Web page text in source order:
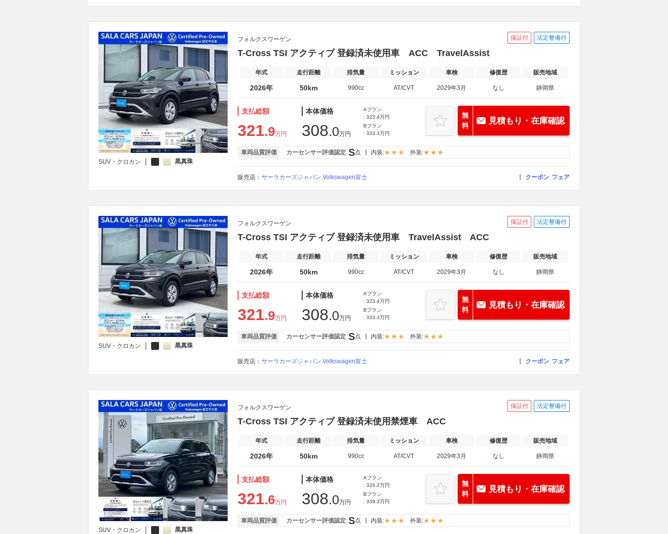
SUV・クロカン 黒真珠
フォルクスワーゲン 保証付 法定整備付
T-Cross TSI アクティブ 登録済未使用車 ACC TravelAssist
年式 走行距離 排気量 ミッション 車検 修復歴 販売地域
2026年 50km 990cc AT/CVT 2029年3月 なし 静岡県
支払総額
321.9万円
本体価格
308.0万円
Aプラン
: 323.4万円
Bプラン
: 333.3万円
無
料
見積もり・在庫確認
車両品質評価 カーセンサー評価認定 S点 内装: 外装:
販売店： サーラカーズジャパン Volkswagen富士 クーポン フェア
SUV・クロカン 黒真珠
フォルクスワーゲン 保証付 法定整備付
T-Cross TSI アクティブ 登録済未使用車 TravelAssist ACC
年式 走行距離 排気量 ミッション 車検 修復歴 販売地域
2026年 50km 990cc AT/CVT 2029年3月 なし 静岡県
支払総額
321.9万円
本体価格
308.0万円
Aプラン
: 323.4万円
Bプラン
: 333.3万円
無
料
見積もり・在庫確認
車両品質評価 カーセンサー評価認定 S点 内装: 外装:
販売店： サーラカーズジャパン Volkswagen富士 クーポン フェア
SUV・クロカン 黒真珠
フォルクスワーゲン 保証付 法定整備付
T-Cross TSI アクティブ 登録済未使用禁煙車 ACC
年式 走行距離 排気量 ミッション 車検 修復歴 販売地域
2026年 50km 990cc AT/CVT 2029年3月 なし 静岡県
支払総額
321.6万円
本体価格
308.0万円
Aプラン
: 326.2万円
Bプラン
: 339.3万円
無
料
見積もり・在庫確認
車両品質評価 カーセンサー評価認定 S点 内装: 外装: